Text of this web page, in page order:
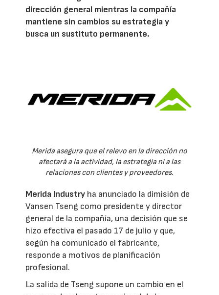
dirección general mientras la compañía
mantiene sin cambios su estrategia y
busca un sustituto permanente.
Merida asegura que el relevo en la dirección no
afectará a la actividad, la estrategia ni a las
relaciones con clientes y proveedores.
Merida Industry ha anunciado la dimisión de
Vansen Tseng como presidente y director
general de la compañía, una decisión que se
hizo efectiva el pasado 17 de julio y que,
según ha comunicado el fabricante,
responde a motivos de planificación
profesional.
La salida de Tseng supone un cambio en el